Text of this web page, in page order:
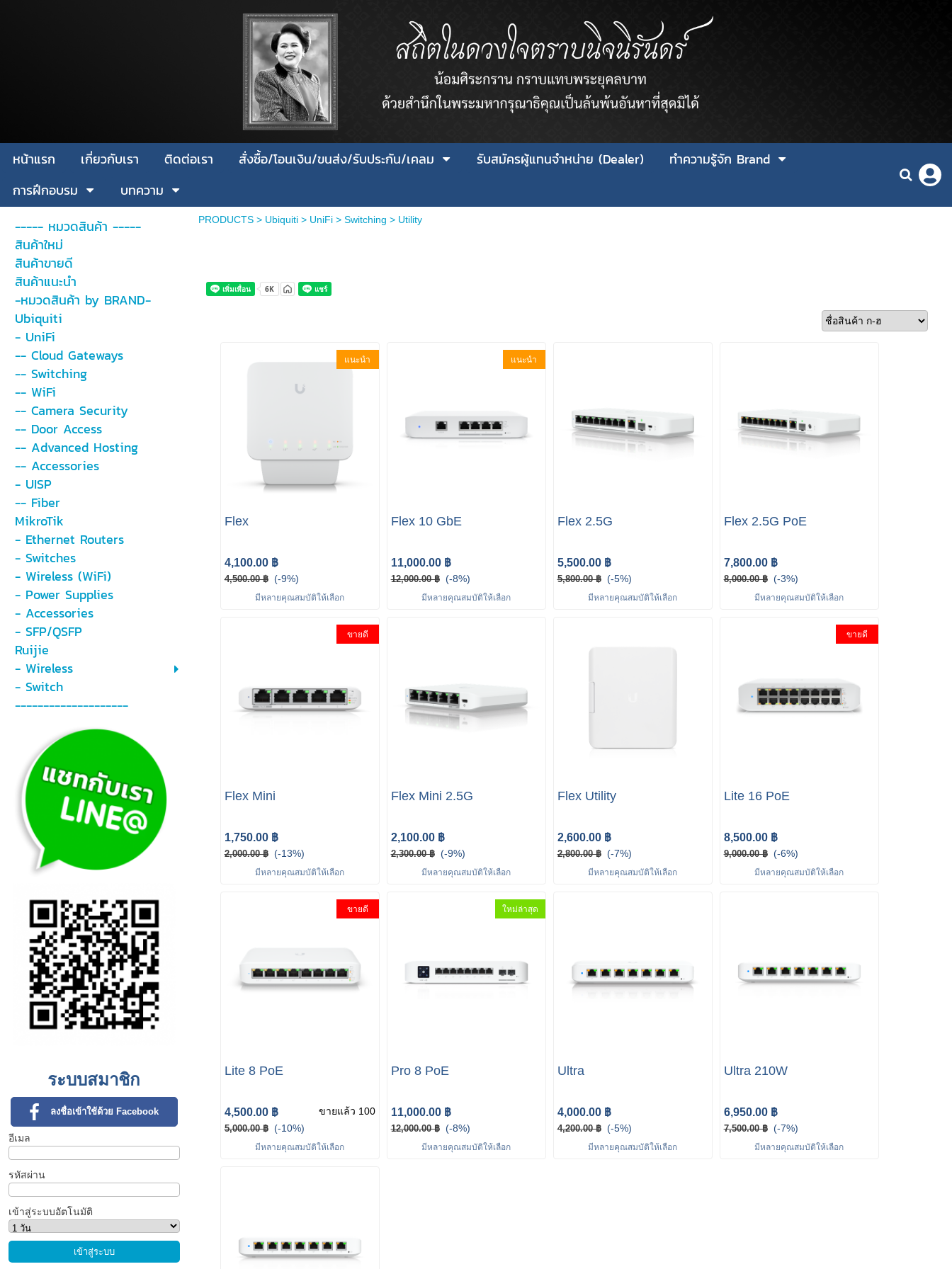
หน้าแรก เกี่ยวกับเรา ติดต่อเรา สั่งซื้อ/โอนเงิน/ขนส่ง/รับประกัน/เคลม รับสมัครผู้แทนจำหน่าย (Dealer)
ทำความรู้จัก Brand
การฝึกอบรม
บทความ
----- หมวดสินค้า -----
สินค้าใหม่
สินค้าขายดี
สินค้าแนะนำ
-หมวดสินค้า by BRAND-
Ubiquiti
- UniFi
-- Cloud Gateways
-- Switching
-- WiFi
-- Camera Security
-- Door Access
-- Advanced Hosting
-- Accessories
- UISP
-- Fiber
MikroTik
- Ethernet Routers
- Switches
- Wireless (WiFi)
- Power Supplies
- Accessories
- SFP/QSFP
Ruijie
- Wireless
- Switch
--------------------
ระบบสมาชิก
ลงชื่อเข้าใช้ด้วย Facebook
อีเมล
รหัสผ่าน
เข้าสู่ระบบอัตโนมัติ
PRODUCTS> Ubiquiti> UniFi> Switching > Utility
แนะนำ
Flex
4,100.00 ฿
4,500.00 ฿ (-9%)
มีหลายคุณสมบัติให้เลือก
แนะนำ
Flex 10 GbE
11,000.00 ฿
12,000.00 ฿ (-8%)
มีหลายคุณสมบัติให้เลือก
Flex 2.5G
5,500.00 ฿
5,800.00 ฿ (-5%)
มีหลายคุณสมบัติให้เลือก
Flex 2.5G PoE
7,800.00 ฿
8,000.00 ฿ (-3%)
มีหลายคุณสมบัติให้เลือก
ขายดี
Flex Mini
1,750.00 ฿
2,000.00 ฿ (-13%)
มีหลายคุณสมบัติให้เลือก
Flex Mini 2.5G
2,100.00 ฿
2,300.00 ฿ (-9%)
มีหลายคุณสมบัติให้เลือก
Flex Utility
2,600.00 ฿
2,800.00 ฿ (-7%)
มีหลายคุณสมบัติให้เลือก
ขายดี
Lite 16 PoE
8,500.00 ฿
9,000.00 ฿ (-6%)
มีหลายคุณสมบัติให้เลือก
ขายดี
Lite 8 PoE
4,500.00 ฿
5,000.00 ฿ (-10%)
ขายแล้ว 100
มีหลายคุณสมบัติให้เลือก
ใหม่ล่าสุด
Pro 8 PoE
11,000.00 ฿
12,000.00 ฿ (-8%)
มีหลายคุณสมบัติให้เลือก
Ultra
4,000.00 ฿
4,200.00 ฿ (-5%)
มีหลายคุณสมบัติให้เลือก
Ultra 210W
6,950.00 ฿
7,500.00 ฿ (-7%)
มีหลายคุณสมบัติให้เลือก